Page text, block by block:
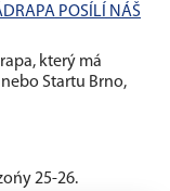
POSÍLÍ NÁŠ
který má
Startu Brno,
25-26.